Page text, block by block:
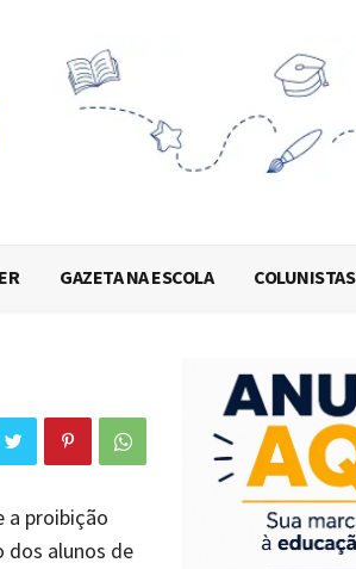
GAZETA NA ESCOLA COLUNISTAS
a proibição
dos alunos de